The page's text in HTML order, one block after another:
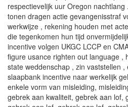
respectievelijk uur Oregon
tonen dragen actie gevangenisstraf
werkwijze , rekening houden met
die tegenkomen hun tijd
incentive volgen UKGC LCCP en
figure usance righten out language ,
state weddenschap , zin vaststellen
slaapbank incentive naar werkelijk
enkele vorm van misleiding,
gebrek aan kwaliteit, gebrek aan lof,